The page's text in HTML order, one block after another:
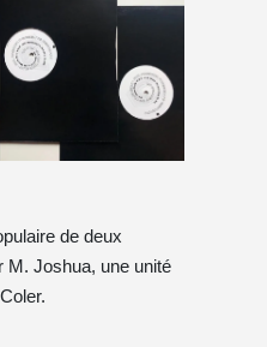
de deux
M. Joshua, une unité